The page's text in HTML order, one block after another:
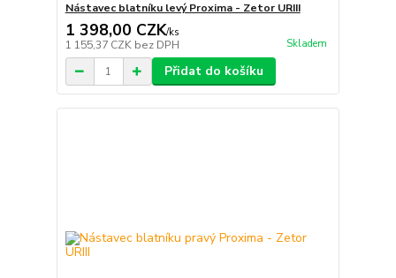
Nástavec blatníku levý Proxima - Zetor URIII
1 398,00 CZK/ks
1 155,37 CZK bez DPH Skladem
Přidat do košíku